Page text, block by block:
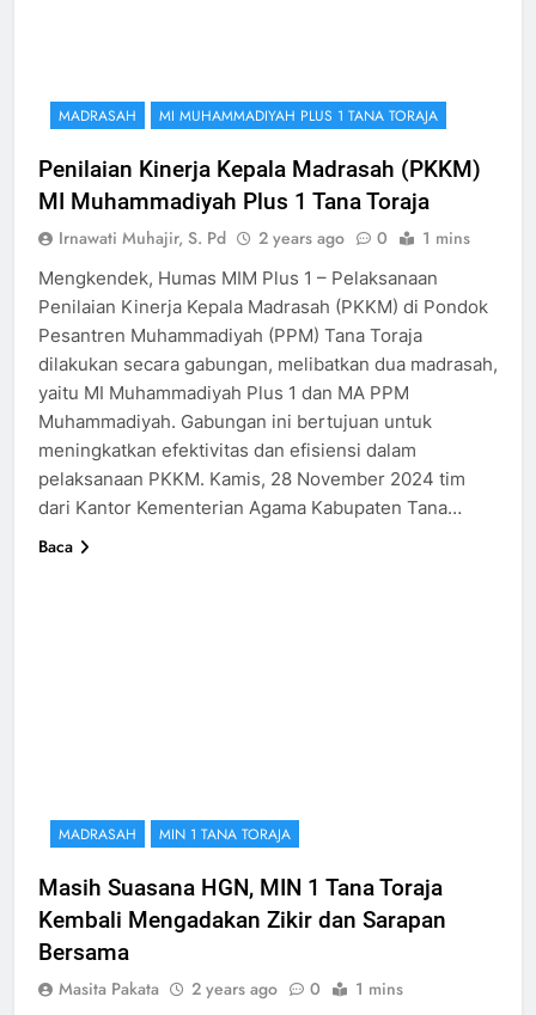
MADRASAH MI MUHAMMADIYAH PLUS 1 TANA TORAJA
Penilaian Kinerja Kepala Madrasah (PKKM)
MI Muhammadiyah Plus 1 Tana Toraja
Irnawati Muhajir, S. Pd 2 years ago 0 1 mins
Mengkendek, Humas MIM Plus 1 – Pelaksanaan
Penilaian Kinerja Kepala Madrasah (PKKM) di Pondok
Pesantren Muhammadiyah (PPM) Tana Toraja
dilakukan secara gabungan, melibatkan dua madrasah,
yaitu MI Muhammadiyah Plus 1 dan MA PPM
Muhammadiyah. Gabungan ini bertujuan untuk
meningkatkan efektivitas dan efisiensi dalam
pelaksanaan PKKM. Kamis, 28 November 2024 tim
dari Kantor Kementerian Agama Kabupaten Tana…
Baca
MADRASAH MIN 1 TANA TORAJA
Masih Suasana HGN, MIN 1 Tana Toraja
Kembali Mengadakan Zikir dan Sarapan
Bersama
Masita Pakata 2 years ago 0 1 mins